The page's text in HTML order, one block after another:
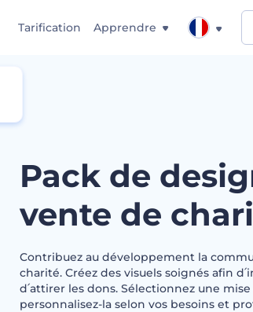
Tarification Apprendre
Pack de
vente de
Contribuez au développement la
charité. Créez des visuels soignés afin
d՛attirer les dons. Sélectionnez une
personnalisez-la selon vos besoins et